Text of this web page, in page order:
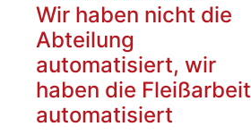
Wir haben nicht die
Abteilung
automatisiert, wir
haben die Fleißarbeit
automatisiert